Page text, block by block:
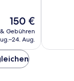
Der
Preis
beträgt
150 €
Gebühren
Aug.